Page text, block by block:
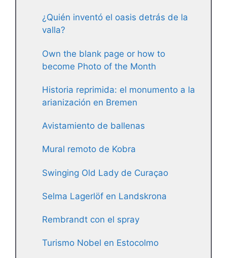
¿Quién inventó el oasis detrás de la
valla?
Own the blank page or how to
become Photo of the Month
Historia reprimida: el monumento a la
arianización en Bremen
Avistamiento de ballenas
Mural remoto de Kobra
Swinging Old Lady de Curaçao
Selma Lagerlöf en Landskrona
Rembrandt con el spray
Turismo Nobel en Estocolmo